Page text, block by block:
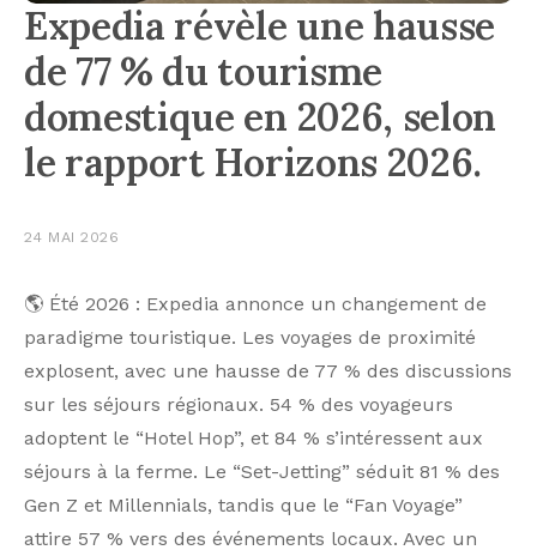
Expedia révèle une hausse
de 77 % du tourisme
domestique en 2026, selon
le rapport Horizons 2026.
24 MAI 2026
🌎 Été 2026 : Expedia annonce un changement de
paradigme touristique. Les voyages de proximité
explosent, avec une hausse de 77 % des discussions
sur les séjours régionaux. 54 % des voyageurs
adoptent le “Hotel Hop”, et 84 % s’intéressent aux
séjours à la ferme. Le “Set-Jetting” séduit 81 % des
Gen Z et Millennials, tandis que le “Fan Voyage”
attire 57 % vers des événements locaux. Avec un